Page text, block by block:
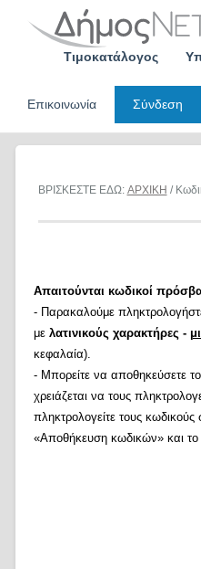
Τιμοκατάλογος
Επικοινωνία
Σύνδεση
ΒΡΙΣΚΕΣΤΕ ΕΔΩ: ΑΡΧΙΚΗ /
Απαιτούνται κωδικοί
- Παρακαλούμε
με λατινικούς χαρακτήρες -
κεφαλαία).
- Μπορείτε να αποθηκεύσετε
χρειάζεται να τους
πληκτρολογείτε τους κωδικούς
«Αποθήκευση κωδικών» και